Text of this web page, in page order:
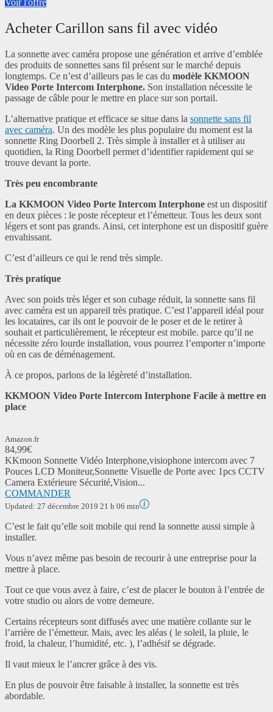
Voir l'offre
Acheter Carillon sans fil avec vidéo
La sonnette avec caméra propose une génération et arrive d’emblée
des produits de sonnettes sans fil présent sur le marché depuis
longtemps. Ce n’est d’ailleurs pas le cas du modèle KKMOON
Video Porte Intercom Interphone. Son installation nécessite le
passage de câble pour le mettre en place sur son portail.
L’alternative pratique et efficace se situe dans la sonnette sans fil
avec caméra. Un des modèle les plus populaire du moment est la
sonnette Ring Doorbell 2. Très simple à installer et à utiliser au
quotidien, la Ring Doorbell permet d’identifier rapidement qui se
trouve devant la porte.
Très peu encombrante
La KKMOON Video Porte Intercom Interphone est un dispositif
en deux pièces : le poste récepteur et l’émetteur. Tous les deux sont
légers et sont pas grands. Ainsi, cet interphone est un dispositif guère
envahissant.
C’est d’ailleurs ce qui le rend très simple.
Très pratique
Avec son poids très léger et son cubage réduit, la sonnette sans fil
avec caméra est un appareil très pratique. C’est l’appareil idéal pour
les locataires, car ils ont le pouvoir de le poser et de le retirer à
souhait et particulièrement, le récepteur est mobile. parce qu’il ne
nécessite zéro lourde installation, vous pourrez l’emporter n’importe
où en cas de déménagement.
À ce propos, parlons de la légèreté d’installation.
KKMOON Video Porte Intercom Interphone Facile à mettre en
place
Amazon.fr
84,99€
KKmoon Sonnette Vidéo Interphone,visiophone intercom avec 7
Pouces LCD Moniteur,Sonnette Visuelle de Porte avec 1pcs CCTV
Camera Extérieure Sécurité,Vision...
COMMANDER
Updated: 27 décembre 2019 21 h 06 min
C’est le fait qu’elle soit mobile qui rend la sonnette aussi simple à
installer.
Vous n’avez même pas besoin de recourir à une entreprise pour la
mettre à place.
Tout ce que vous avez à faire, c’est de placer le bouton à l’entrée de
votre studio ou alors de votre demeure.
Certains récepteurs sont diffusés avec une matière collante sur le
l’arrière de l’émetteur. Mais, avec les aléas ( le soleil, la pluie, le
froid, la chaleur, l’humidité, etc. ), l’adhésif se dégrade.
Il vaut mieux le l’ancrer grâce à des vis.
En plus de pouvoir être faisable à installer, la sonnette est très
abordable.